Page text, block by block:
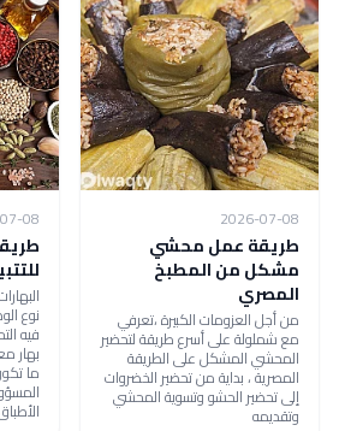
2026-07-08
طريقة عمل محشي
مشكل من المطبخ
المصري
من أجل العزومات الكبيرة ،تعرفي
مع شملولة على أسرع طريقة لتحضير
المحشي المشكل على الطريقة
المصرية ، بداية من تحضير الخضروات
إلى تحضير الحشو وتسوية المحشي
وتقديمه
08
نوع
فيه
بهار
ما